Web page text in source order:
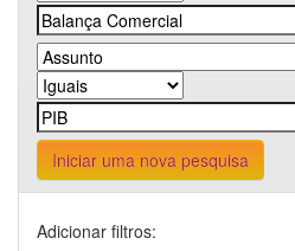
Iniciar uma nova pesquisa
Adicionar filtros: